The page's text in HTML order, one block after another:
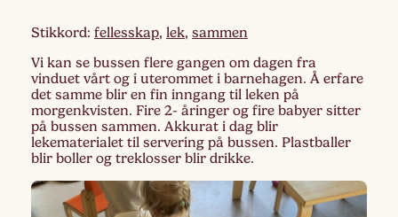
Stikkord: fellesskap, lek, sammen
Vi kan se bussen flere gangen om dagen fra
vinduet vårt og i uterommet i barnehagen. Å erfare
det samme blir en fin inngang til leken på
morgenkvisten. Fire 2- åringer og fire babyer sitter
på bussen sammen. Akkurat i dag blir
lekematerialet til servering på bussen. Plastballer
blir boller og treklosser blir drikke.